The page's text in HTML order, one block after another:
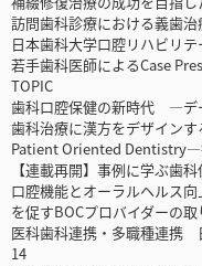
訪問歯科診療における義歯
日本歯科大学口腔リハビリ
若手歯科医師によるCase
TOPIC
歯科口腔保健の新時代 ―
歯科治療に漢方をデザイン
Patient Oriented
【連載再開】事例に学ぶ歯
口腔機能とオーラルヘルス
を促すBOCプロバイダーの
医科歯科連携・多職種連携
14